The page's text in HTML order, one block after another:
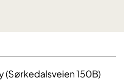
(Sørkedalsveien 150B)